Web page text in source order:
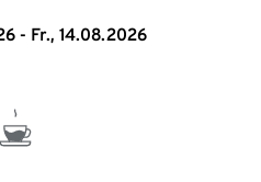
- Fr., 14.08.2026